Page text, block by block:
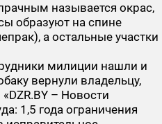
называется окрас,
образуют на спине
а остальные участки
милиции нашли и
вернули владельцу,
– Новости
1,5 года ограничения